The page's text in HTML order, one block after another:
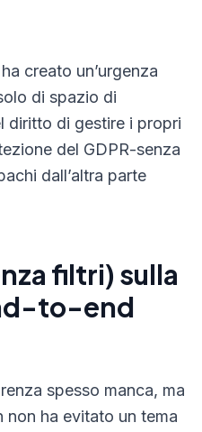
creato un’urgenza
di spazio di
diritto di gestire i propri
del GDPR-senza
dall’altra parte
filtri) sulla
to-end
spesso manca, ma
non ha evitato un tema